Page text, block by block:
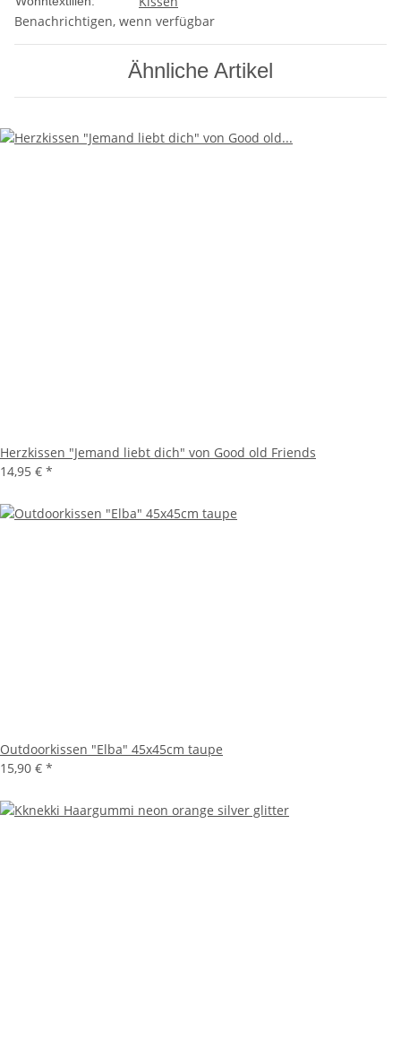
Benachrichtigen, wenn verfügbar
Ähnliche Artikel
Herzkissen "Jemand liebt dich" von Good old Friends
14,95 € *
Outdoorkissen "Elba" 45x45cm taupe
15,90 € *